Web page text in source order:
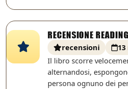
RECENSIONE
recensioni
Il libro scorre
alternandosi,
persona ognuno dei